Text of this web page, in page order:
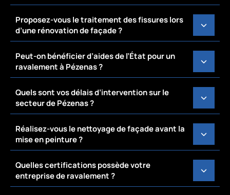
Proposez-vous le traitement des fissures lors
d’une rénovation de façade ?
Peut-on bénéficier d’aides de l’État pour un
ravalement à Pézenas ?
Quels sont vos délais d’intervention sur le
secteur de Pézenas ?
Réalisez-vous le nettoyage de façade avant la
mise en peinture ?
Quelles certifications possède votre
entreprise de ravalement ?